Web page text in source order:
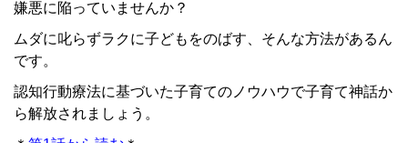
嫌悪に陥っていませんか？
ムダに叱らずラクに子どもをのばす、そんな方法があるん
です。
認知行動療法に基づいた子育てのノウハウで子育て神話か
ら解放されましょう。